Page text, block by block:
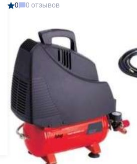
0 0 отзывов